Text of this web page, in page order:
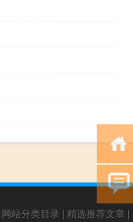
网站分类目录 | 精选推荐文章 |